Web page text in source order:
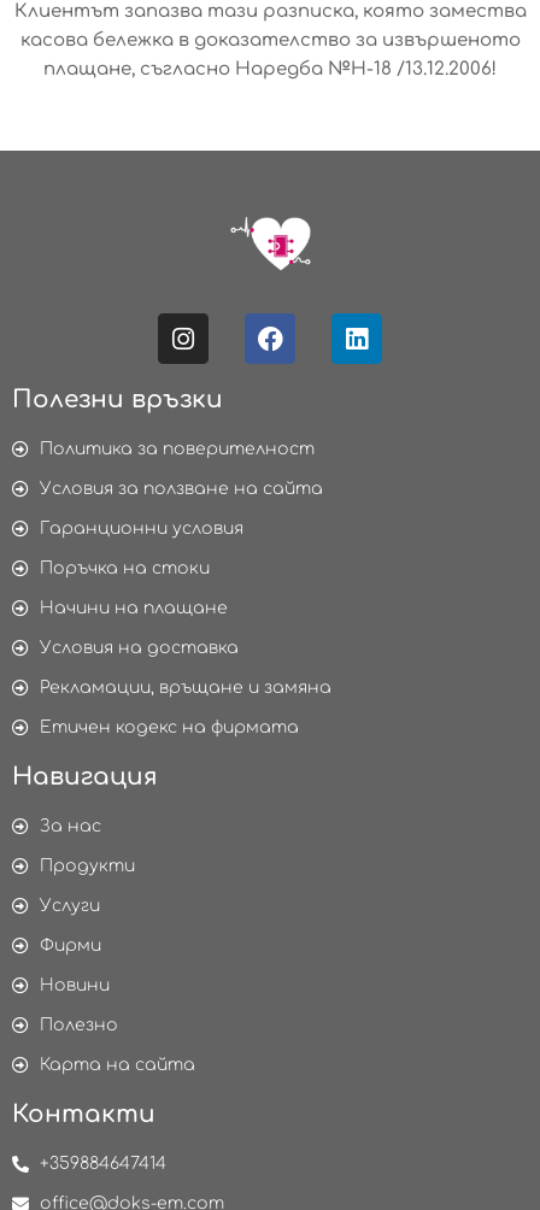
Клиентът запазва тази разписка, която замества
касова бележка в доказателство за извършеното
плащане, съгласно Наредба №H-18 /13.12.2006!
Полезни връзки
Политика за поверителност
Условия за ползване на сайта
Гаранционни условия
Поръчка на стоки
Начини на плащане
Условия на доставка
Рекламации, връщане и замяна
Етичен кодекс на фирмата
Навигация
За нас
Продукти
Услуги
Фирми
Новини
Полезно
Карта на сайта
Контакти
+359884647414
office@doks-em.com